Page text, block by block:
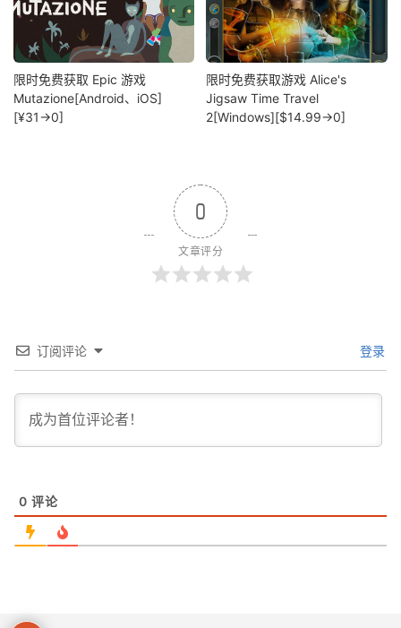
限时免费获取 Epic 游戏
Mutazione[Android、iOS]
[¥31→0]
限时免费获取游戏 Alice's
Jigsaw Time Travel
2[Windows][$14.99→0]
0
文章评分
订阅评论 登录
0 评论